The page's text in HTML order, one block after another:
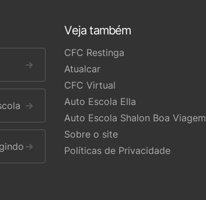
→
→
→
Veja também
CFC Restinga
Atualcar
CFC Virtual
Auto Escola Ella
Auto Escola Shalon Boa Viagem
Sobre o site
Políticas de Privacidade